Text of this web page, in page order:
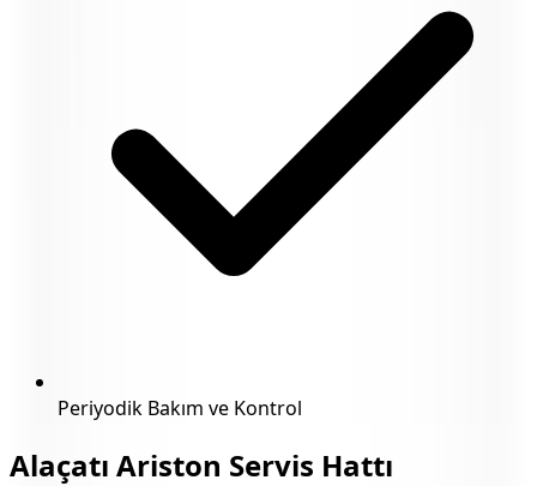
Periyodik Bakım ve Kontrol
Alaçatı Ariston Servis Hattı